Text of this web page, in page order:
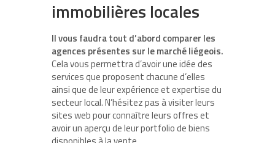
immobilières locales
Il vous faudra tout d’abord comparer les
agences présentes sur le marché liégeois.
Cela vous permettra d’avoir une idée des
services que proposent chacune d’elles
ainsi que de leur expérience et expertise du
secteur local. N’hésitez pas à visiter leurs
sites web pour connaître leurs offres et
avoir un aperçu de leur portfolio de biens